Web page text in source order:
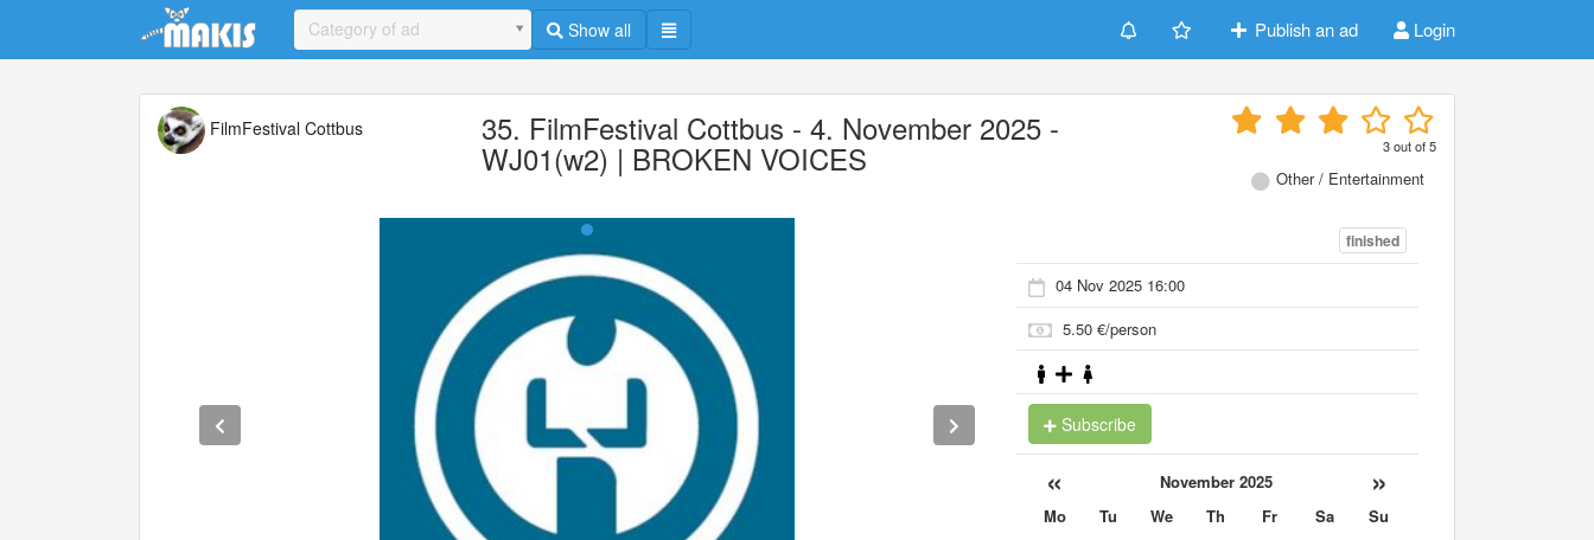
Update cookies preferences
Category of ad Show all Publish an ad Login
FilmFestival Cottbus 35. FilmFestival Cottbus - 4. November 2025 -
WJ01(w2) | BROKEN VOICES 3out of5
Other / Entertainment
finished
04 Nov 2025 16:00
5.50 €/person
Subscribe
« November 2025 »
Mo Tu We Th Fr Sa
Su